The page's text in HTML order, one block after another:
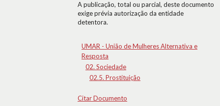
A publicação, total ou parcial, deste documento
exige prévia autorização da entidade
detentora.
UMAR - União de Mulheres Alternativa e
Resposta
02. Sociedade
02.5. Prostituição
Citar Documento